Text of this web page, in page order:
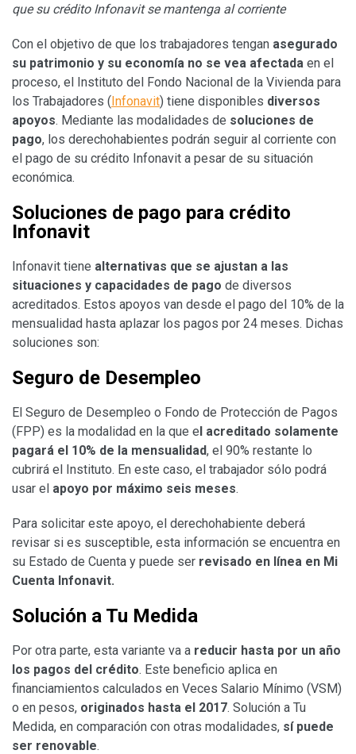
que su crédito Infonavit se mantenga al corriente
Con el objetivo de que los trabajadores tengan asegurado
su patrimonio y su economía no se vea afectada en el
proceso, el Instituto del Fondo Nacional de la Vivienda para
los Trabajadores (Infonavit) tiene disponibles diversos
apoyos. Mediante las modalidades de soluciones de
pago, los derechohabientes podrán seguir al corriente con
el pago de su crédito Infonavit a pesar de su situación
económica.
Soluciones de pago para crédito
Infonavit
Infonavit tiene alternativas que se ajustan a las
situaciones y capacidades de pago de diversos
acreditados. Estos apoyos van desde el pago del 10% de la
mensualidad hasta aplazar los pagos por 24 meses. Dichas
soluciones son:
Seguro de Desempleo
El Seguro de Desempleo o Fondo de Protección de Pagos
(FPP) es la modalidad en la que el acreditado solamente
pagará el 10% de la mensualidad, el 90% restante lo
cubrirá el Instituto. En este caso, el trabajador sólo podrá
usar el apoyo por máximo seis meses.
Para solicitar este apoyo, el derechohabiente deberá
revisar si es susceptible, esta información se encuentra en
su Estado de Cuenta y puede ser revisado en línea en Mi
Cuenta Infonavit.
Solución a Tu Medida
Por otra parte, esta variante va a reducir hasta por un año
los pagos del crédito. Este beneficio aplica en
financiamientos calculados en Veces Salario Mínimo (VSM)
o en pesos, originados hasta el 2017. Solución a Tu
Medida, en comparación con otras modalidades, sí puede
ser renovable.